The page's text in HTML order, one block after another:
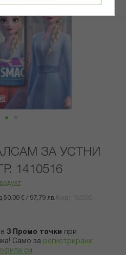
ЗА УСТНИ
1410516
50.00 € / 97,79 лв.
3 Промо точки
при
Само за регистрирани
си .